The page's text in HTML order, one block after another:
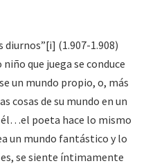
diurnos”[i] (1.907-1.908)
que juega se conduce
un mundo propio, o, más
cosas de su mundo en un
poeta hace lo mismo
un mundo fantástico y lo
se siente íntimamente